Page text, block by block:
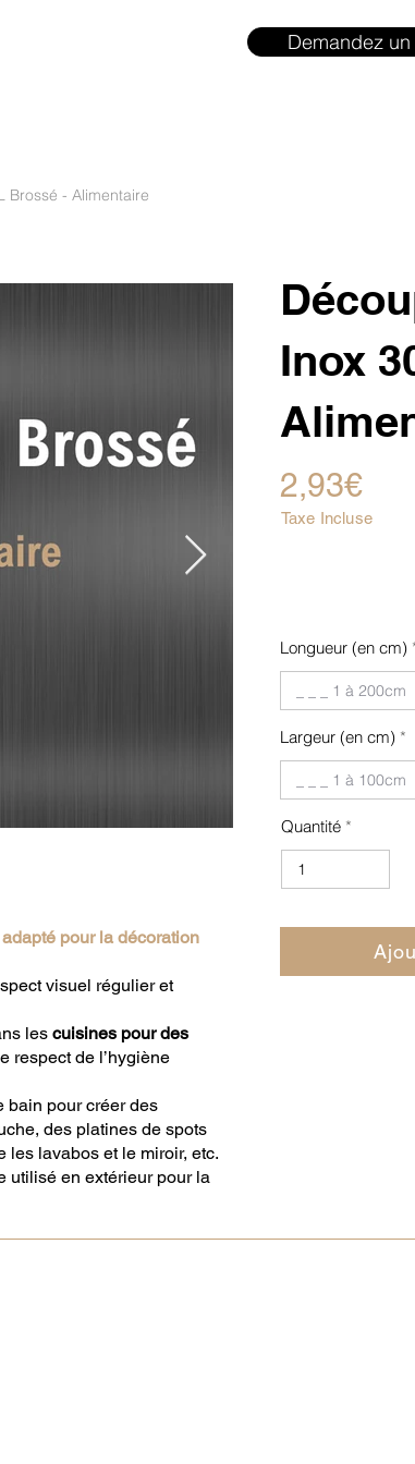
Demandez
Brossé - Alimentaire
pour la décoration
visuel régulier et
les cuisines pour des
respect de l’hygiène
bain pour créer des
des platines de spots
les lavabos et le miroir, etc.
utilisé en extérieur pour la
Inox
2,93€
Taxe Incluse
Longueur (en cm)
Largeur (en cm)
Quantité